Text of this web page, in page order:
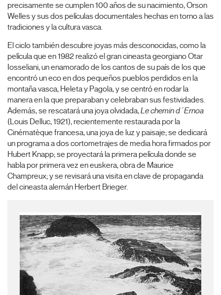
precisamente se cumplen 100 años de su nacimiento, Orson
Welles y sus dos películas documentales hechas en torno a las
tradiciones y la cultura vasca.
El ciclo también descubre joyas más desconocidas, como la
película que en 1982 realizó el gran cineasta georgiano Otar
Iosseliani, un enamorado de los cantos de su país de los que
encontró un eco en dos pequeños pueblos perdidos en la
montaña vasca, Heleta y Pagola, y se centró en rodar la
manera en la que preparaban y celebraban sus festividades.
Además, se rescatará una joya olvidada,Le chemin d´Ernoa
(Louis Delluc, 1921), recientemente restaurada por la
Cinématèque francesa, una joya de luz y paisaje; se dedicará
un programa a dos cortometrajes de media hora firmados por
Hubert Knapp; se proyectará la primera película donde se
habla por primera vez en euskera, obra de Maurice
Champreux; y se revisará una visita en clave de propaganda
del cineasta alemán Herbert Brieger.